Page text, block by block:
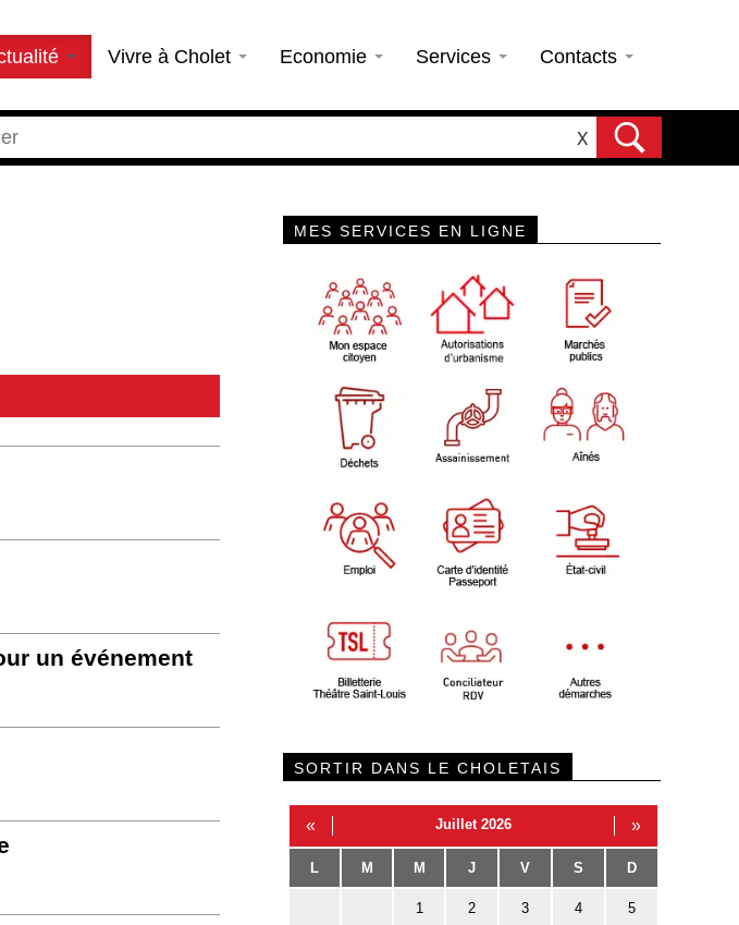
Vivre à Cholet Economie Services Contacts
X
un événement
MES SERVICES EN LIGNE
SORTIR DANS LE CHOLETAIS
« Juillet 2026 »
L M M J V S D
1 2 3 4 5